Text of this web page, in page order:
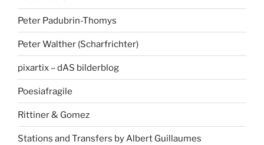
Peter Padubrin-Thomys
Peter Walther (Scharfrichter)
pixartix – dAS bilderblog
Poesiafragile
Rittiner & Gomez
Stations and Transfers by Albert Guillaumes